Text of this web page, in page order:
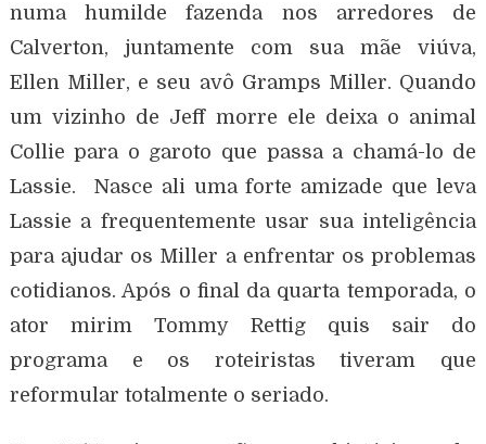
numa humilde fazenda nos arredores de
Calverton, juntamente com sua mãe viúva,
Ellen Miller, e seu avô Gramps Miller. Quando
um vizinho de Jeff morre ele deixa o animal
Collie para o garoto que passa a chamá-lo de
Lassie. Nasce ali uma forte amizade que leva
Lassie a frequentemente usar sua inteligência
para ajudar os Miller a enfrentar os problemas
cotidianos. Após o final da quarta temporada, o
ator mirim Tommy Rettig quis sair do
programa e os roteiristas tiveram que
reformular totalmente o seriado.